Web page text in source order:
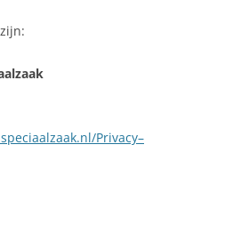
Privacy–